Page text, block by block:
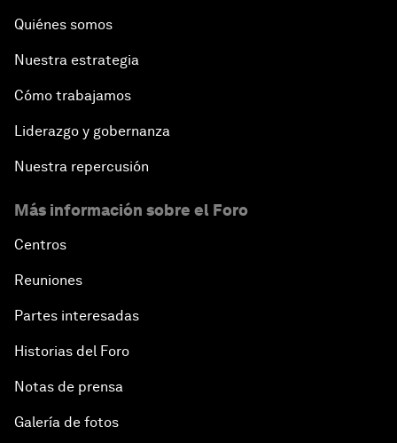
Quiénes somos
Nuestra estrategia
Cómo trabajamos
Liderazgo y gobernanza
Nuestra repercusión
Más información sobre el Foro
Centros
Reuniones
Partes interesadas
Historias del Foro
Notas de prensa
Galería de fotos